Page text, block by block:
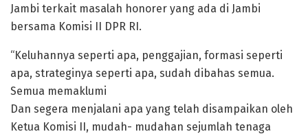
Jambi terkait masalah honorer yang ada di Jambi
bersama Komisi II DPR RI.
“Keluhannya seperti apa, penggajian, formasi seperti
apa, strateginya seperti apa, sudah dibahas semua.
Semua memaklumi
Dan segera menjalani apa yang telah disampaikan oleh
Ketua Komisi II, mudah- mudahan sejumlah tenaga